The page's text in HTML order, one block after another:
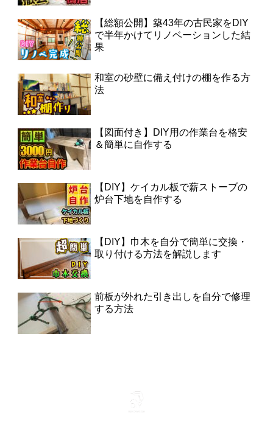
【総額公開】築43年の古民家をDIY
で半年かけてリノベーションした結
果
和室の砂壁に備え付けの棚を作る方
法
【図面付き】DIY用の作業台を格安
＆簡単に自作する
【DIY】ケイカル板で薪ストーブの
炉台下地を自作する
【DIY】巾木を自分で簡単に交換・
取り付ける方法を解説します
前板が外れた引き出しを自分で修理
する方法